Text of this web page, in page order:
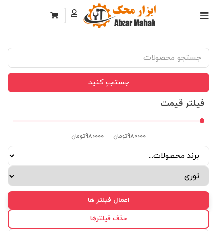
جستجو کنید
فیلتر قیمت
980000تومان —
980000تومان
اعمال فیلتر ها
حذف فیلترها